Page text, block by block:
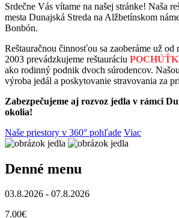
Srdečne Vás vítame na našej stránke! Naša
mesta Dunajská Streda na Alžbetínskom
Bonbón.
Reštauračnou činnosťou sa zaoberáme už
2003 prevádzkujeme reštauráciu
ako rodinný podnik dvoch súrodencov.
výroba jedál a poskytovanie stravovania za
Zabezpečujeme aj rozvoz jedla v rámci
okolia!
Naše priestory v 360° pohľade Viac
Denné menu
03.8.2026 - 07.8.2026
7.00€